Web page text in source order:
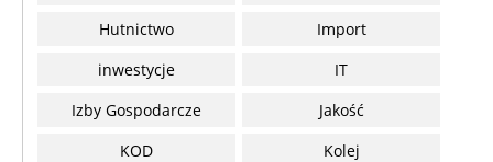
Hutnictwo
Import
inwestycje
IT
Izby Gospodarcze
Jakość
KOD
Kolej